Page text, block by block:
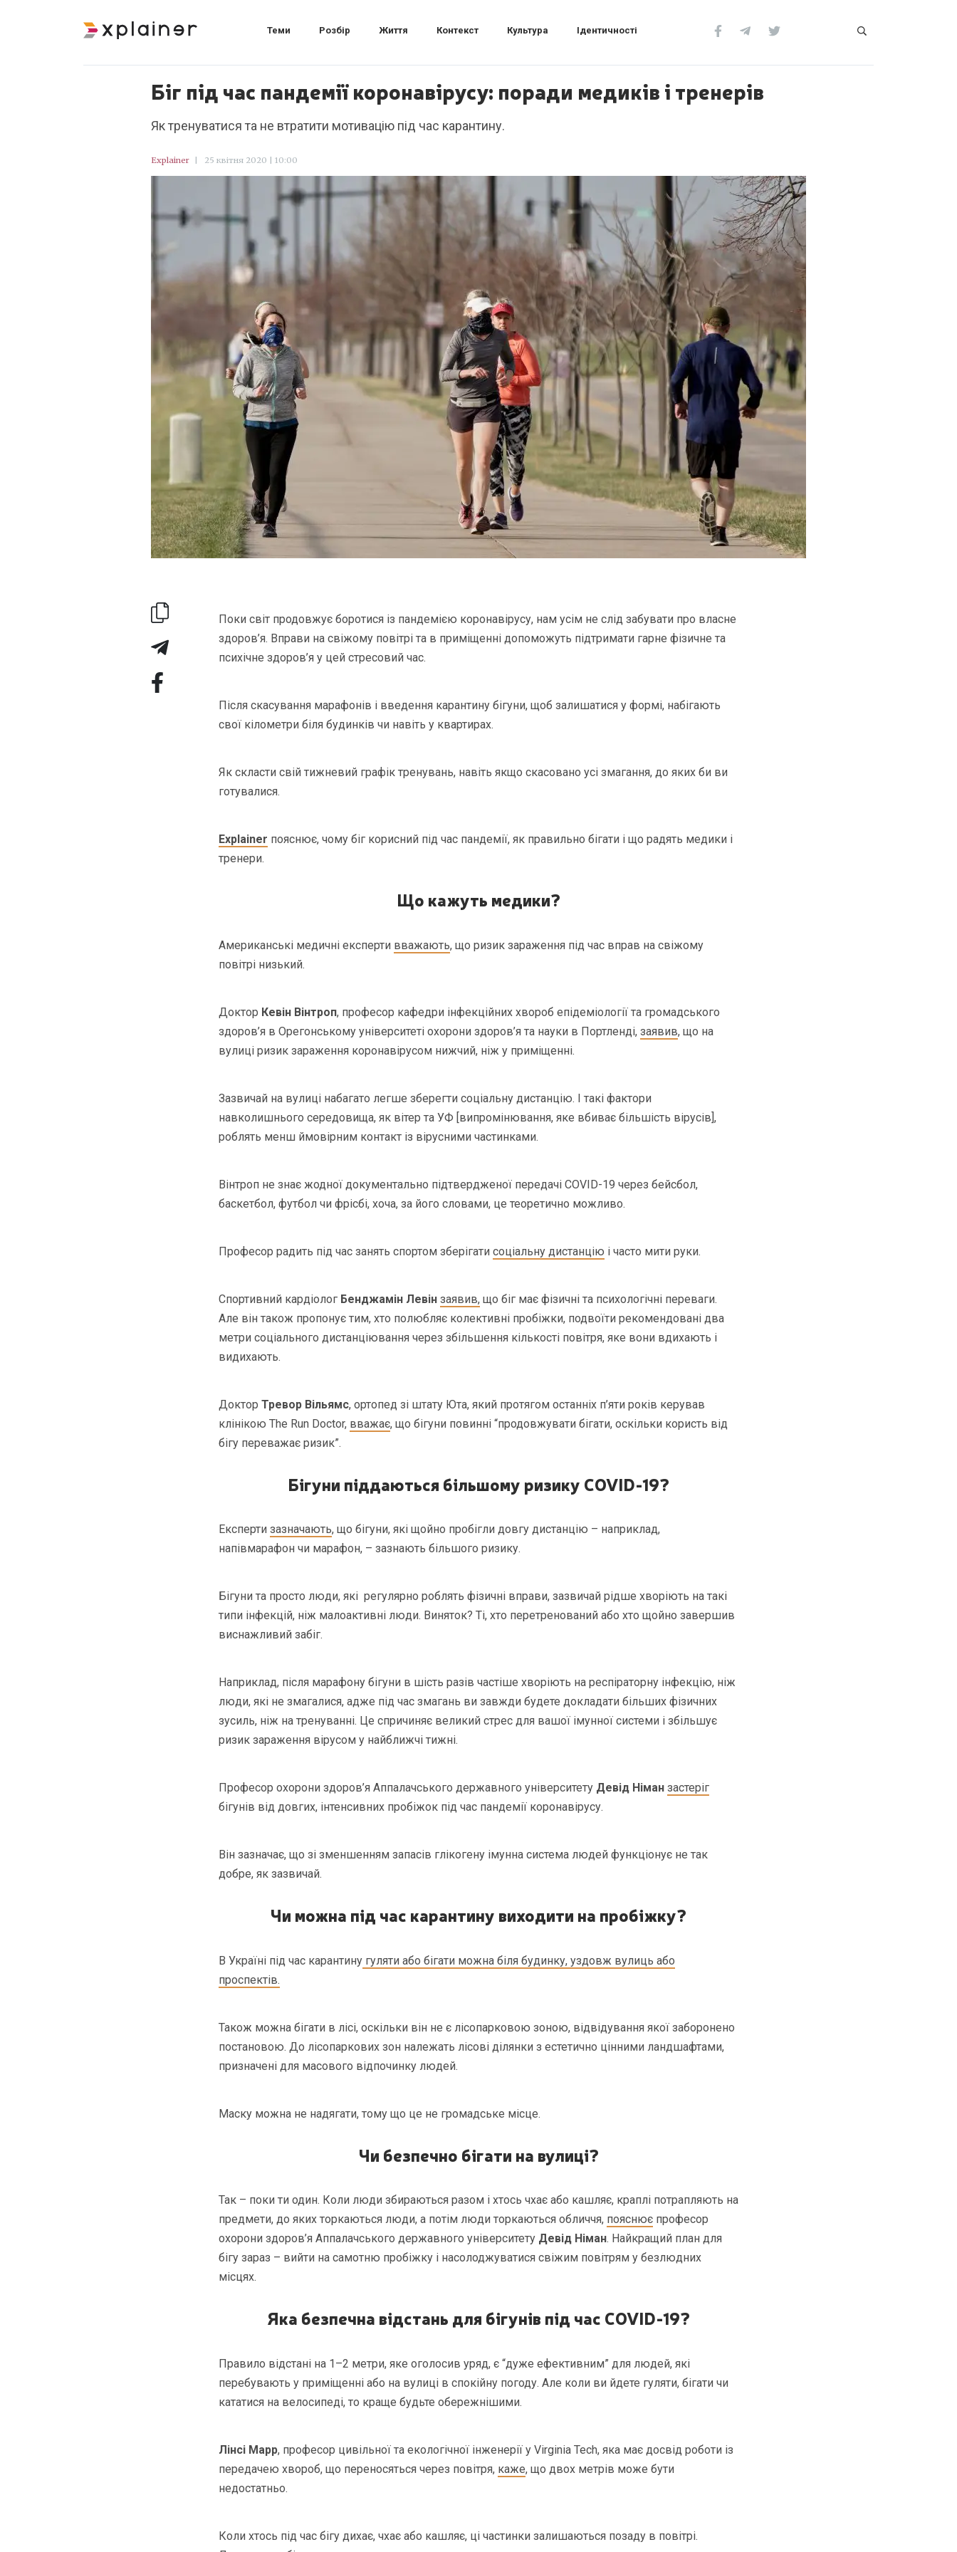
Теми Розбір Життя Контекст Культура Ідентичності
Біг під час пандемії коронавірусу: поради медиків і тренерів
Як тренуватися та не втратити мотивацію під час карантину.
Explainer 25 квітня 2020 | 10:00
Поки світ продовжує боротися із пандемією коронавірусу, нам усім не слід забувати про власне
здоров’я. Вправи на свіжому повітрі та в приміщенні допоможуть підтримати гарне фізичне та
психічне здоров’я у цей стресовий час.
Після скасування марафонів і введення карантину бігуни, щоб залишатися у формі, набігають
свої кілометри біля будинків чи навіть у квартирах.
Як скласти свій тижневий графік тренувань, навіть якщо скасовано усі змагання, до яких би ви
готувалися.
Explainer пояснює, чому біг корисний під час пандемії, як правильно бігати і що радять медики і
тренери.
Що кажуть медики?
Американські медичні експерти вважають, що ризик зараження під час вправ на свіжому
повітрі низький.
Доктор Кевін Вінтроп, професор кафедри інфекційних хвороб епідеміології та громадського
здоров’я в Орегонському університеті охорони здоров’я та науки в Портленді, заявив, що на
вулиці ризик зараження коронавірусом нижчий, ніж у приміщенні.
Зазвичай на вулиці набагато легше зберегти соціальну дистанцію. І такі фактори
навколишнього середовища, як вітер та УФ [випромінювання, яке вбиває більшість вірусів],
роблять менш ймовірним контакт із вірусними частинками.
Вінтроп не знає жодної документально підтвердженої передачі COVID-19 через бейсбол,
баскетбол, футбол чи фрісбі, хоча, за його словами, це теоретично можливо.
Професор радить під час занять спортом зберігати соціальну дистанцію і часто мити руки.
Спортивний кардіолог Бенджамін Левін заявив, що біг має фізичні та психологічні переваги.
Але він також пропонує тим, хто полюбляє колективні пробіжки, подвоїти рекомендовані два
метри соціального дистанціювання через збільшення кількості повітря, яке вони вдихають і
видихають.
Доктор Тревор Вільямс, ортопед зі штату Юта, який протягом останніх п’яти років керував
клінікою The Run Doctor, вважає, що бігуни повинні “продовжувати бігати, оскільки користь від
бігу переважає ризик”.
Бігуни піддаються більшому ризику COVID-19?
Експерти зазначають, що бігуни, які щойно пробігли довгу дистанцію – наприклад,
напівмарафон чи марафон, – зазнають більшого ризику.
Бігуни та просто люди, які регулярно роблять фізичні вправи, зазвичай рідше хворіють на такі
типи інфекцій, ніж малоактивні люди. Виняток? Ті, хто перетренований або хто щойно завершив
виснажливий забіг.
Наприклад, після марафону бігуни в шість разів частіше хворіють на респіраторну інфекцію, ніж
люди, які не змагалися, адже під час змагань ви завжди будете докладати більших фізичних
зусиль, ніж на тренуванні. Це спричиняє великий стрес для вашої імунної системи і збільшує
ризик зараження вірусом у найближчі тижні.
Професор охорони здоров’я Аппалачського державного університету Девід Німан застеріг
бігунів від довгих, інтенсивних пробіжок під час пандемії коронавірусу.
Він зазначає, що зі зменшенням запасів глікогену імунна система людей функціонує не так
добре, як зазвичай.
Чи можна під час карантину виходити на пробіжку?
В Україні під час карантину гуляти або бігати можна біля будинку, уздовж вулиць або
проспектів.
Також можна бігати в лісі, оскільки він не є лісопарковою зоною, відвідування якої заборонено
постановою. До лісопаркових зон належать лісові ділянки з естетично цінними ландшафтами,
призначені для масового відпочинку людей.
Маску можна не надягати, тому що це не громадське місце.
Чи безпечно бігати на вулиці?
Так – поки ти один. Коли люди збираються разом і хтось чхає або кашляє, краплі потрапляють на
предмети, до яких торкаються люди, а потім люди торкаються обличчя, пояснює професор
охорони здоров’я Аппалачського державного університету Девід Німан. Найкращий план для
бігу зараз – вийти на самотню пробіжку і насолоджуватися свіжим повітрям у безлюдних
місцях.
Яка безпечна відстань для бігунів під час COVID-19?
Правило відстані на 1–2 метри, яке оголосив уряд, є “дуже ефективним” для людей, які
перебувають у приміщенні або на вулиці в спокійну погоду. Але коли ви йдете гуляти, бігати чи
кататися на велосипеді, то краще будьте обережнішими.
Лінсі Марр, професор цивільної та екологічної інженерії у Virginia Tech, яка має досвід роботи із
передачею хвороб, що переносяться через повітря, каже, що двох метрів може бути
недостатньо.
Коли хтось під час бігу дихає, чхає або кашляє, ці частинки залишаються позаду в повітрі.